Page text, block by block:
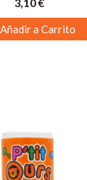
Añadir a Carrito